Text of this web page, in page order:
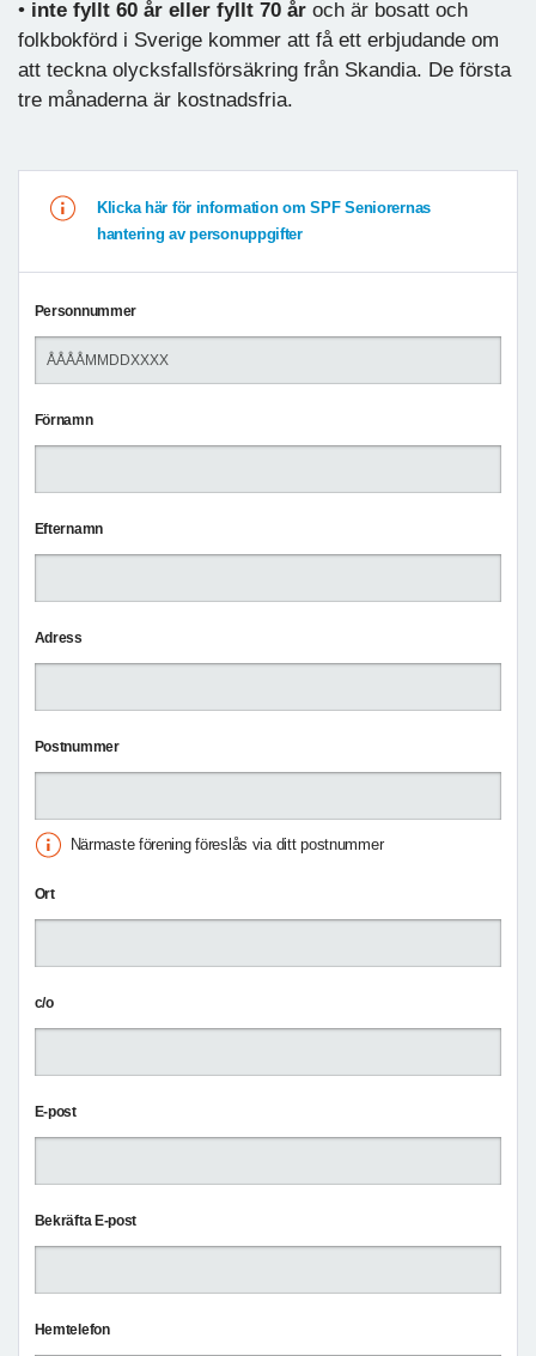
• inte fyllt 60 år eller fyllt 70 år och är bosatt och
folkbokförd i Sverige kommer att få ett erbjudande om
att teckna olycksfallsförsäkring från Skandia. De första
tre månaderna är kostnadsfria.
Klicka här för information om SPF Seniorernas
hantering av personuppgifter
Personnummer
Förnamn
Efternamn
Adress
Postnummer
Närmaste förening föreslås via ditt postnummer
Ort
c/o
E-post
Bekräfta E-post
Hemtelefon